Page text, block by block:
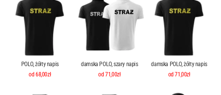
POLO, żółty napis
od 68,00zł
damska POLO, szary napis
od 71,00zł
damska POLO, żółty napis
od 71,00zł